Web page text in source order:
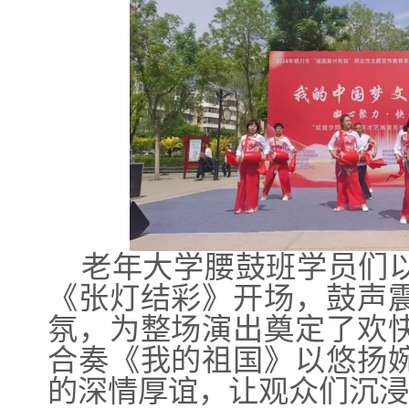
老年大学腰鼓班学员们
《张灯结彩》开场，鼓
氛，为整场演出奠定了欢
合奏《我的祖国》以悠扬
的深情厚谊，让观众们沉